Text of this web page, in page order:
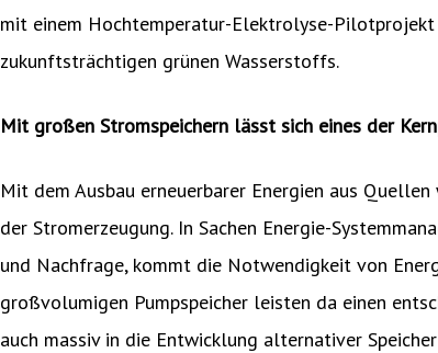
mit einem Hochtemperatur-Elektrolyse-
zukunftsträchtigen grünen Wasserstoffs.
Mit großen Stromspeichern lässt sich eines der
Mit dem Ausbau erneuerbarer Energien aus
der Stromerzeugung. In Sachen Energie-
und Nachfrage, kommt die Notwendigkeit von
großvolumigen Pumpspeicher leisten da einen
auch massiv in die Entwicklung alternativer